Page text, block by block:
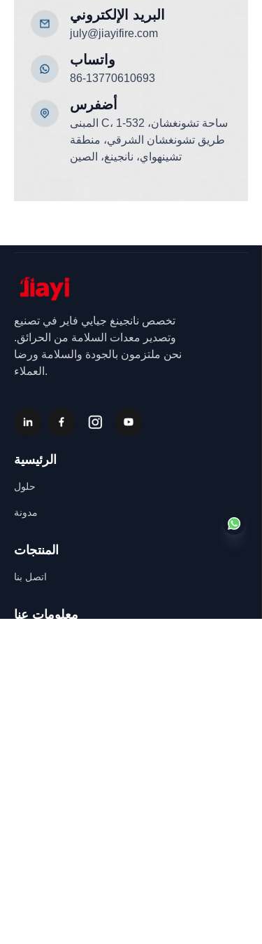
واتساب
86-13770610693
july@jiayifire.com
البريد الإلكتروني
أضفرس
المبنى C، ساحة تشونغشان، 532-1
طريق تشونغشان الشرقي، منطقة
تشينهواي، نانجينغ، الصين
الرئيسية
المنتجات
معلومات عنا
حلول
اتصل بنا
مدونة
تخصص نانجينغ جيايي فاير في تصنيع
وتصدير معدات السلامة من الحرائق.
نحن ملتزمون بالجودة والسلامة ورضا
العملاء.